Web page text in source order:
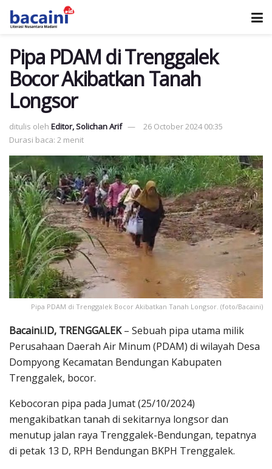
Pipa PDAM di Trenggalek
Bocor Akibatkan Tanah
Longsor
ditulis oleh Editor, Solichan Arif
26 October 2024 00:35
Durasi baca: 2 menit
Pipa PDAM di Trenggalek Bocor Akibatkan Tanah Longsor. (foto/Bacaini)
Bacaini.ID, TRENGGALEK– Sebuah pipa utama milik
Perusahaan Daerah Air Minum (PDAM) di wilayah Desa
Dompyong Kecamatan Bendungan Kabupaten
Trenggalek, bocor.
Kebocoran pipa pada Jumat (25/10/2024)
mengakibatkan tanah di sekitarnya longsor dan
menutup jalan raya Trenggalek-Bendungan, tepatnya
di petak 13 D, RPH Bendungan BKPH Trenggalek.